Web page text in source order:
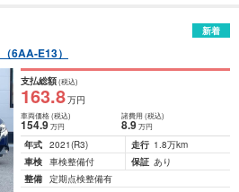
新着
（6AA-E13）
支払総額(税込)
163.8万円
車両価格(税込)
154.9万円
諸費用 (税込)
8.9 万円
年式 2021(R3) 走行 1.8万km
車検 車検整備付 保証 あり
整備 定期点検整備有